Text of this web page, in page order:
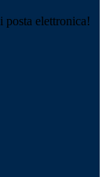
posta elettronica!